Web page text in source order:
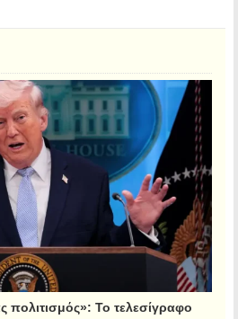
πολιτισμός»: Το τελεσίγραφο